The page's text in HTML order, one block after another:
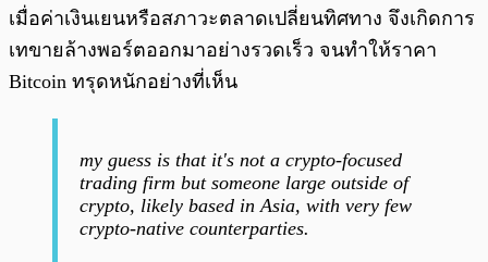
เมื่อค่าเงินเยนหรือสภาวะตลาดเปลี่ยนทิศทาง จึงเกิดการ
เทขายล้างพอร์ตออกมาอย่างรวดเร็ว จนทำให้ราคา
Bitcoin ทรุดหนักอย่างที่เห็น
my guess is that it's not a crypto-focused
trading firm but someone large outside of
crypto, likely based in Asia, with very few
crypto-native counterparties.